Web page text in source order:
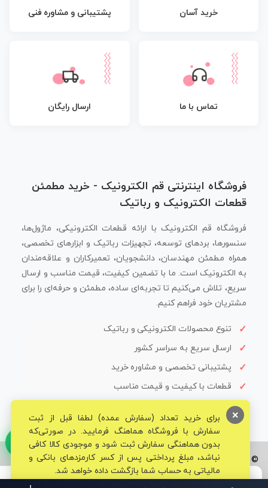
خرید آسان پشتیبانی و مشاوره فنی
تماس با ما ارسال رایگان
فروشگاه اینترنتی قم الکترونیک - خرید مطمئن
قطعات الکترونیک و رباتیک
فروشگاه قم الکترونیک با ارائه قطعات الکترونیکی، ماژول‌ها،
سنسورها، بردهای توسعه، تجهیزات رباتیک و ابزارهای تخصصی،
همراه مطمئن مهندسان، دانشجویان، تعمیرکاران و علاقه‌مندان
به الکترونیک است. ما با تضمین کیفیت، قیمت مناسب و ارسال
سریع، تلاش می‌کنیم تا تجربه‌ای ساده، مطمئن و حرفه‌ای را برای
مشتریان خود فراهم کنیم.
تنوع محصولات الکترونیکی و رباتیک
ارسال سریع به سراسر کشور
پشتیبانی تخصصی و مشاوره خرید
قطعات با کیفیت و قیمت مناسب
© تمامی حقوق برای فروشگاه تخصصی قم الکترونیک محفوظ می‌باشد.
برای خرید تعداد (سفارش عمده) لطفا قبل از ثبت
سفارش با فروشگاه هماهنگ فرمایید. در صورتی‌که
بدون هماهنگی سفارش ثبت شود و موجودی کالا کافی
نباشد، مبلغ پرداختی پس از کسر کارمزدهای بانکی و
مالیاتی به حساب شما بازگشت داده خواهد شد.
×